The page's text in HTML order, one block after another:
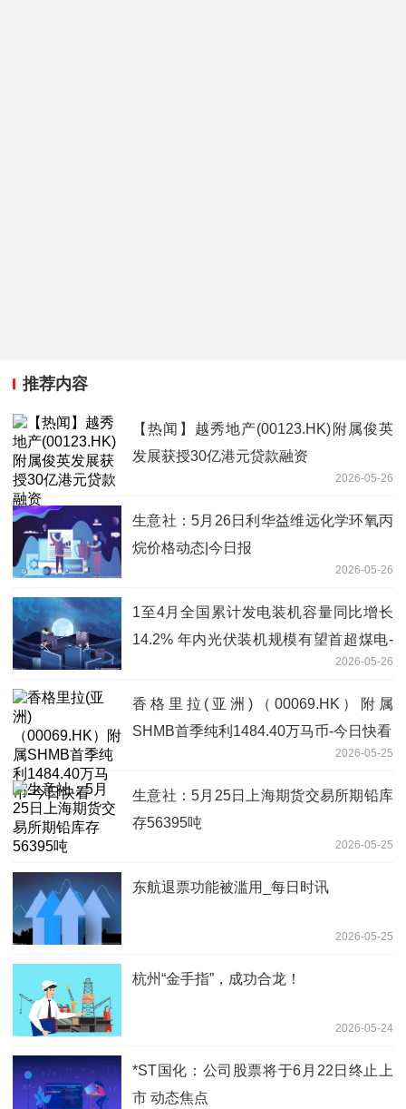
推荐内容
【热闻】越秀地产(00123.HK)附属俊英
发展获授30亿港元贷款融资
2026-05-26
生意社：5月26日利华益维远化学环氧丙
烷价格动态|今日报
2026-05-26
1至4月全国累计发电装机容量同比增长
14.2% 年内光伏装机规模有望首超煤电-
2026-05-26
香格里拉(亚洲)（00069.HK）附属
SHMB首季纯利1484.40万马币-今日快看
2026-05-25
生意社：5月25日上海期货交易所期铅库
存56395吨
2026-05-25
东航退票功能被滥用_每日时讯
2026-05-25
杭州“金手指”，成功合龙！
2026-05-24
*ST国化：公司股票将于6月22日终止上
市 动态焦点